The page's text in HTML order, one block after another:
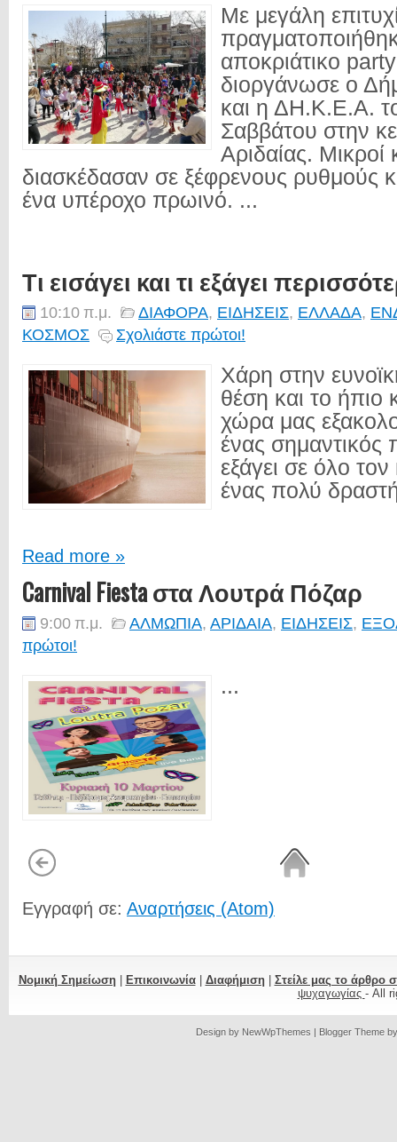
Με μεγάλη
αποκριάτικο
διοργάνωσε ο
και η ΔΗ.Κ.Ε.Α.
Σαββάτου στην
Αριδαίας. Μικροί
διασκέδασαν σε ξέφρενους ρυθμούς
ένα υπέροχο πρωινό. ...
Τι εισάγει και τι εξάγει
10:10 π.μ. ΔΙΑΦΟΡΑ, ΕΙΔΗΣΕΙΣ, ΕΛΛΑΔΑ,
ΚΟΣΜΟΣ
Σχολιάστε πρώτοι!
Χάρη στην
θέση και το ήπιο
χώρα μας
ένας
εξάγει σε όλο
ένας πολύ
Read more »
Carnival Fiesta στα Λουτρά Πόζαρ
9:00 π.μ. ΑΛΜΩΠΙΑ, ΑΡΙΔΑΙΑ, ΕΙΔΗΣΕΙΣ,
πρώτοι!
...
Εγγραφή σε: Αναρτήσεις (Atom)
Νομική Σημείωση| Επικοινωνία| Διαφήμιση| Στείλε μας το άρθρο
ψυχαγωγίας - All
Design by NewWpThemes | Blogger Theme